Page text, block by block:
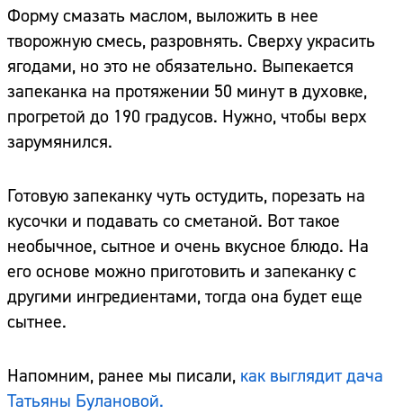
Форму смазать маслом, выложить в нее
творожную смесь, разровнять. Сверху украсить
ягодами, но это не обязательно. Выпекается
запеканка на протяжении 50 минут в духовке,
прогретой до 190 градусов. Нужно, чтобы верх
зарумянился.
Готовую запеканку чуть остудить, порезать на
кусочки и подавать со сметаной. Вот такое
необычное, сытное и очень вкусное блюдо. На
его основе можно приготовить и запеканку с
другими ингредиентами, тогда она будет еще
сытнее.
Напомним, ранее мы писали, как выглядит дача
Татьяны Булановой.